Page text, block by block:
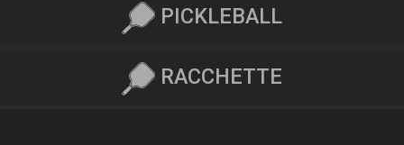
PICKLEBALL
RACCHETTE